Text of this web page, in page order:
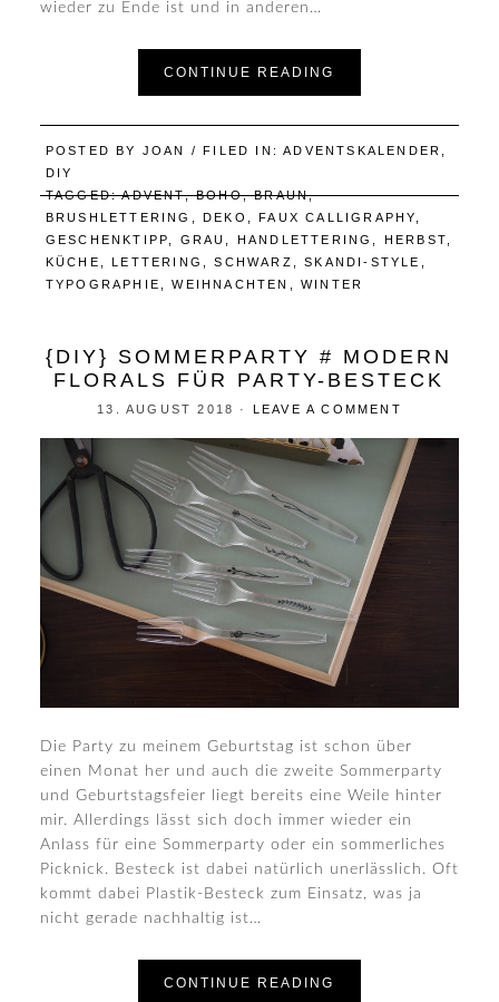
wieder zu Ende ist und in anderen…
CONTINUE READING
POSTED BY JOAN / FILED IN:ADVENTSKALENDER
DIY
TAGGED:ADVENT,BOHO,BRAUN,
BRUSHLETTERING
,DEKO ,FAUX CALLIGRAPHY
GESCHENKTIPP
GRAU HANDLETTERING HERBST
KÜCHE
,LETTERING ,SCHWARZ ,SKANDI-STYLE
TYPOGRAPHIE
,WEIHNACHTEN ,WINTER
{DIY} SOMMERPARTY # MODERN
FLORALS FÜR PARTY-BESTECK
13. AUGUST 2018 · LEAVE A COMMENT
Die Party zu meinem Geburtstag ist schon über
einen Monat her und auch die zweite Sommerparty
und Geburtstagsfeier liegt bereits eine Weile hinter
mir. Allerdings lässt sich doch immer wieder ein
Anlass für eine Sommerparty oder ein sommerliches
Picknick. Besteck ist dabei natürlich unerlässlich. Oft
kommt dabei Plastik-Besteck zum Einsatz, was ja
nicht gerade nachhaltig ist…
CONTINUE READING